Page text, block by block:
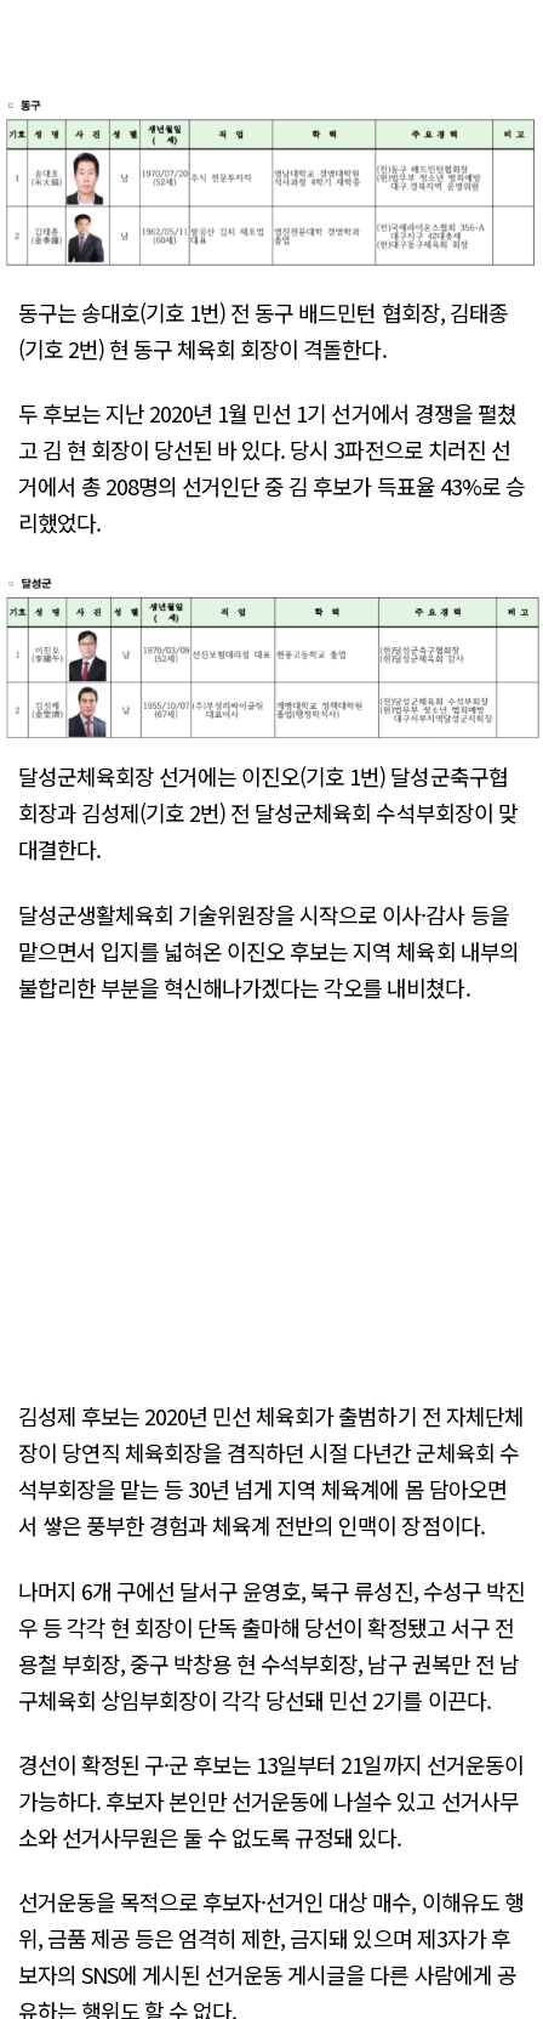
동구는 송대호(기호 1번) 전 동구 배드민턴 협회장, 김태종
(기호 2번) 현 동구 체육회 회장이 격돌한다.
두 후보는 지난 2020년 1월 민선 1기 선거에서 경쟁을 펼쳤
고 김 현 회장이 당선된 바 있다. 당시 3파전으로 치러진 선
거에서 총 208명의 선거인단 중 김 후보가 득표율 43%로 승
리했었다.
달성군체육회장 선거에는 이진오(기호 1번) 달성군축구협
회장과 김성제(기호 2번) 전 달성군체육회 수석부회장이 맞
대결한다.
달성군생활체육회 기술위원장을 시작으로 이사·감사 등을
맡으면서 입지를 넓혀온 이진오 후보는 지역 체육회 내부의
불합리한 부분을 혁신해나가겠다는 각오를 내비쳤다.
김성제 후보는 2020년 민선 체육회가 출범하기 전 자체단체
장이 당연직 체육회장을 겸직하던 시절 다년간 군체육회 수
석부회장을 맡는 등 30년 넘게 지역 체육계에 몸 담아오면
서 쌓은 풍부한 경험과 체육계 전반의 인맥이 장점이다.
나머지 6개 구에선 달서구 윤영호, 북구 류성진, 수성구 박진
우 등 각각 현 회장이 단독 출마해 당선이 확정됐고 서구 전
용철 부회장, 중구 박창용 현 수석부회장, 남구 권복만 전 남
구체육회 상임부회장이 각각 당선돼 민선 2기를 이끈다.
경선이 확정된 구·군 후보는 13일부터 21일까지 선거운동이
가능하다. 후보자 본인만 선거운동에 나설수 있고 선거사무
소와 선거사무원은 둘 수 없도록 규정돼 있다.
선거운동을 목적으로 후보자·선거인 대상 매수, 이해유도 행
위, 금품 제공 등은 엄격히 제한, 금지돼 있으며 제3자가 후
보자의 SNS에 게시된 선거운동 게시글을 다른 사람에게 공
유하는 행위도 할 수 없다.